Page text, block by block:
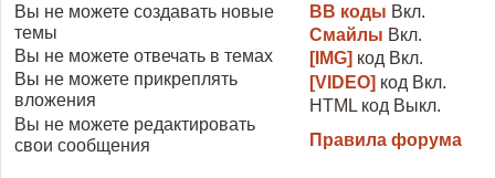
Вы не можете создавать новые
темы
Вы не можете отвечать в темах
Вы не можете прикреплять
вложения
Вы не можете редактировать
свои сообщения
BB коды Вкл.
Смайлы Вкл.
[IMG] код Вкл.
[VIDEO] код Вкл.
HTML код Выкл.
Правила форума